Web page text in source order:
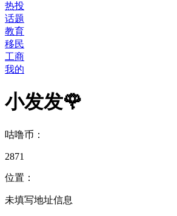
热投
话题
教育
移民
工商
我的
小发发🌹
咕噜币：
2871
位置：
未填写地址信息